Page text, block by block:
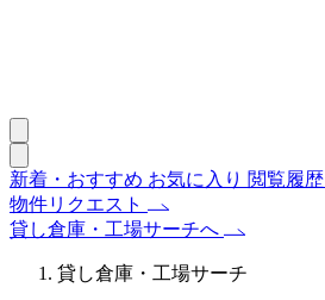
新着・おすすめ お気に入り 閲覧履歴
物件リクエスト
貸し倉庫・工場サーチへ
貸し倉庫・工場サーチ